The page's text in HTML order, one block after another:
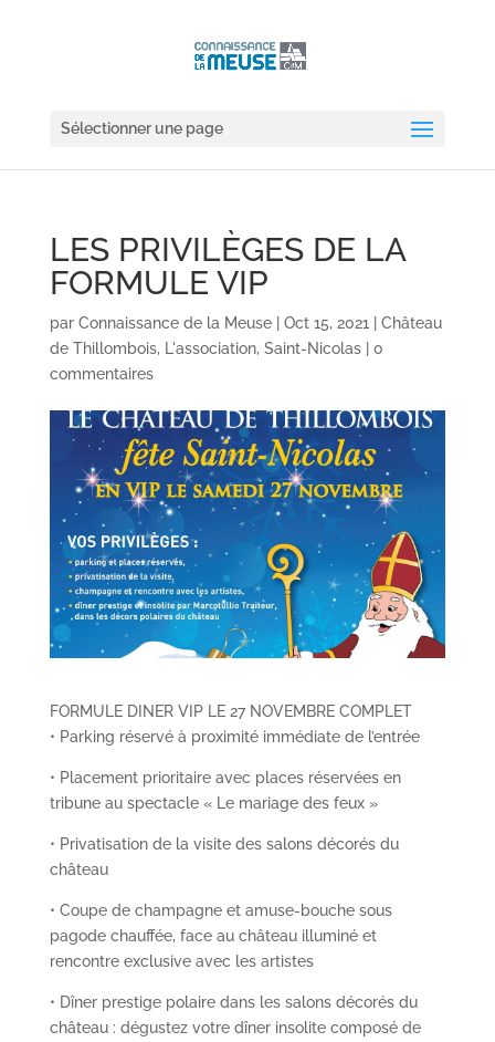
Sélectionner une page
LES PRIVILÈGES DE LA
FORMULE VIP
par Connaissance de la Meuse| Oct 15, 2021
Château
de Thillombois, L'association, Saint-Nicolas| 0
commentaires
FORMULE DINER VIP LE 27 NOVEMBRE COMPLET
• Parking réservé à proximité immédiate de l’entrée
• Placement prioritaire avec places réservées en
tribune au spectacle « Le mariage des feux »
• Privatisation de la visite des salons décorés du
château
• Coupe de champagne et amuse-bouche sous
pagode chauffée, face au château illuminé et
rencontre exclusive avec les artistes
• Dîner prestige polaire dans les salons décorés du
château : dégustez votre dîner insolite composé de